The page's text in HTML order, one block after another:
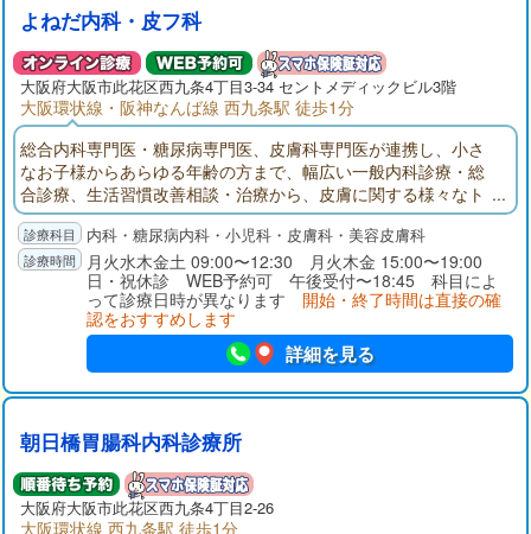
よねだ内科・皮フ科
大阪府大阪市此花区西九条4丁目3-34 セントメディックビル3階
大阪環状線・阪神なんば線 西九条駅 徒歩1分
総合内科専門医・糖尿病専門医、皮膚科専門医が連携し、小さ
なお子様からあらゆる年齢の方まで、幅広い一般内科診療・総
合診療、生活習慣改善相談・治療から、皮膚に関する様々なト
ラブル、しみ・くすみ・しわ等の美肌治療まで対応いたしま
す。
内科・糖尿病内科・小児科・皮膚科・美容皮膚科
月火水木金土 09:00〜12:30 月火木金 15:00〜19:00
日・祝休診 WEB予約可 午後受付〜18:45 科目によ
って診療日時が異なります 開始・終了時間は直接の確
認をおすすめします
詳細を見る
朝日橋胃腸科内科診療所
大阪府大阪市此花区西九条4丁目2-26
大阪環状線 西九条駅 徒歩1分